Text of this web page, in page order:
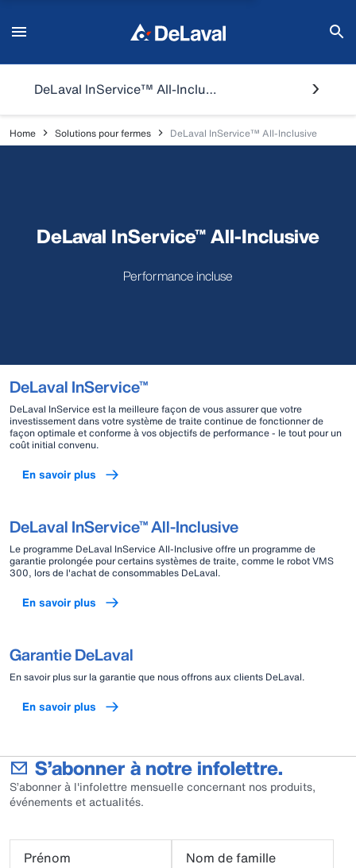
DeLaval InService™ All-Inclusive
Home Solutions pour fermes DeLaval InService™ All-Inclusive
DeLaval InService™ All-Inclusive
Performance incluse
DeLaval InService™
DeLaval InService est la meilleure façon de vous assurer que votre
investissement dans votre système de traite continue de fonctionner de
façon optimale et conforme à vos objectifs de performance - le tout pour un
coût initial convenu.
En savoir plus
DeLaval InService™ All-Inclusive
Le programme DeLaval InService All-Inclusive offre un programme de
garantie prolongée pour certains systèmes de traite, comme le robot VMS
300, lors de l'achat de consommables DeLaval.
En savoir plus
Garantie DeLaval
En savoir plus sur la garantie que nous offrons aux clients DeLaval.
En savoir plus
S’abonner à notre infolettre.
S’abonner à l'infolettre mensuelle concernant nos produits,
événements et actualités.
Prénom
Nom de famille